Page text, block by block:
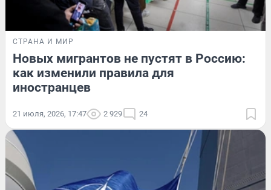
СТРАНА И МИР
Новых мигрантов не пустят в Россию:
как изменили правила для
иностранцев
21 июля, 2026, 17:47 2 929 24